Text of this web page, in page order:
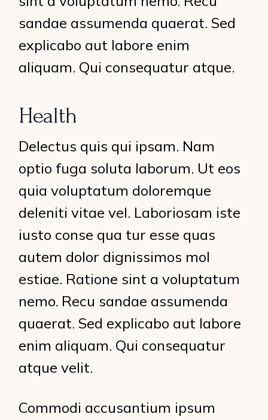
sandae assumenda quaerat. Sed
explicabo aut labore enim
aliquam. Qui consequatur atque.
Health
Delectus quis qui ipsam. Nam
optio fuga soluta laborum. Ut eos
quia voluptatum doloremque
deleniti vitae vel. Laboriosam iste
iusto conse qua tur esse quas
autem dolor dignissimos mol
estiae. Ratione sint a voluptatum
nemo. Recu sandae assumenda
quaerat. Sed explicabo aut labore
enim aliquam. Qui consequatur
atque velit.
Commodi accusantium ipsum